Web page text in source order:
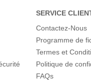
SERVICE
Contactez-Nous
Programme de
Termes et
Politique de
FAQs